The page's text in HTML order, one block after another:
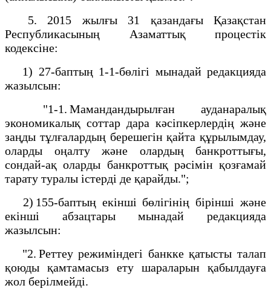
5. 2015 жылғы 31 қазандағы Қазақстан
Республикасының Азаматтық процестік
кодексіне:
1) 27-баптың 1-1-бөлігі мынадай редакцияда
жазылсын:
"1-1. Мамандандырылған ауданаралық
экономикалық соттар дара кәсіпкерлердің және
заңды тұлғалардың берешегін қайта құрылымдау,
оларды оңалту және олардың банкроттығы,
сондай-ақ оларды банкроттық рәсімін қозғамай
тарату туралы істерді де қарайды.";
2) 155-баптың екінші бөлігінің бірінші және
екінші абзацтары мынадай редакцияда
жазылсын:
"2. Реттеу режиміндегі банкке қатысты талап
қоюды қамтамасыз ету шараларын қабылдауға
жол берілмейді.